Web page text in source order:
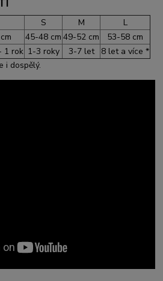
S M
L
45-48 cm 49-52 cm
53-58 cm
1 rok 1-3 roky 3-7 let
8 let a více *
i dospělý.